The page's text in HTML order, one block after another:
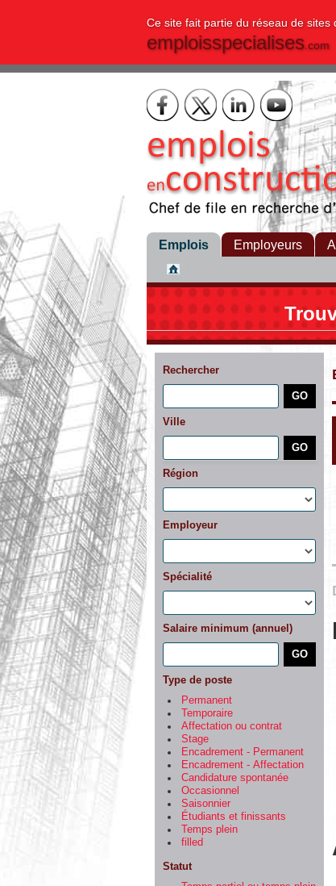
Ce site fait partie du réseau de sites
emploisspecialises.com
Emplois Employeurs
Rechercher
Ville
Région
Employeur
Spécialité
Salaire minimum (annuel)
Type de poste
Permanent
Temporaire
Affectation ou contrat
Stage
Encadrement - Permanent
Encadrement - Affectation
Candidature spontanée
Occasionnel
Saisonnier
Étudiants et finissants
Temps plein
filled
Statut